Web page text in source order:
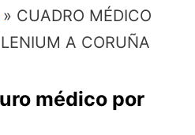
CUADRO MÉDICO
A CORUÑA
médico por